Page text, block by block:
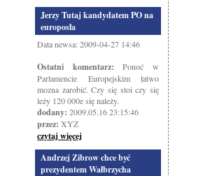
Jerzy Tutaj kandydatem PO na
europosła
Data newsa: 2009-04-27 14:46
Ostatni komentarz: Ponoć w
Parlamencie Europejskim łatwo
mozna zarobić. Czy się stoi czy się
leży 120 000e się należy.
dodany: 2009.05.16 23:15:46
przez: XYZ
czytaj więcej
Andrzej Zibrow chce być
prezydentem Wałbrzycha